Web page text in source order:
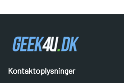
Kontaktoplysninger